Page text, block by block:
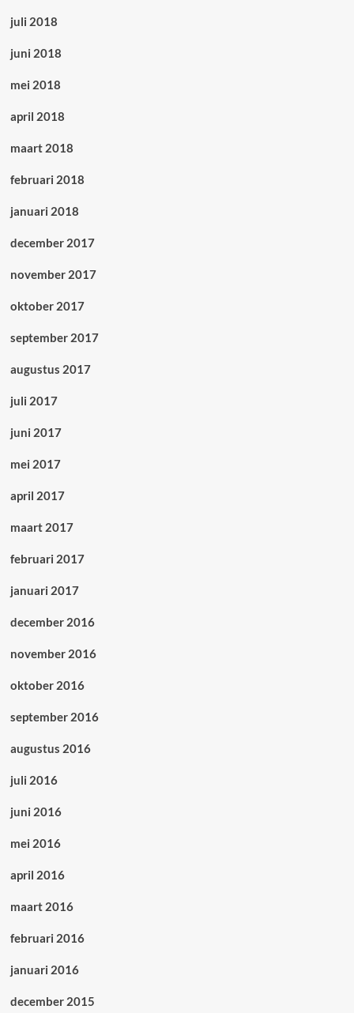
juli 2018
juni 2018
mei 2018
april 2018
maart 2018
februari 2018
januari 2018
december 2017
november 2017
oktober 2017
september 2017
augustus 2017
juli 2017
juni 2017
mei 2017
april 2017
maart 2017
februari 2017
januari 2017
december 2016
november 2016
oktober 2016
september 2016
augustus 2016
juli 2016
juni 2016
mei 2016
april 2016
maart 2016
februari 2016
januari 2016
december 2015